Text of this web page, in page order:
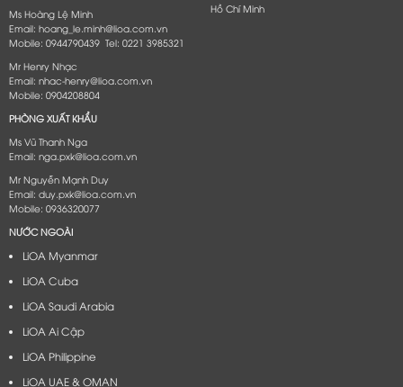
Ms Hoàng Lệ Minh
Email: hoang_le.minh@lioa.com.vn
Mobile: 0944790439 Tel: 0221 3985321
Mr Henry Nhạc
Email: nhac-henry@lioa.com.vn
Mobile: 0904208804
PHÒNG XUẤT KHẨU
Ms Vũ Thanh Nga
Email: nga.pxk@lioa.com.vn
Mr Nguyễn Mạnh Duy
Email: duy.pxk@lioa.com.vn
Mobile: 0936320077
Hồ Chí Minh
NƯỚC NGOÀI
LiOA Myanmar
LiOA Cuba
LiOA Saudi Arabia
LiOA Ai Cập
LiOA Philippine
LiOA UAE & OMAN